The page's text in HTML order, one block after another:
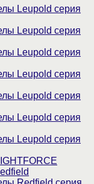
Leupold серия
Leupold серия
Leupold серия
Leupold серия
Leupold серия
Leupold серия
Leupold серия